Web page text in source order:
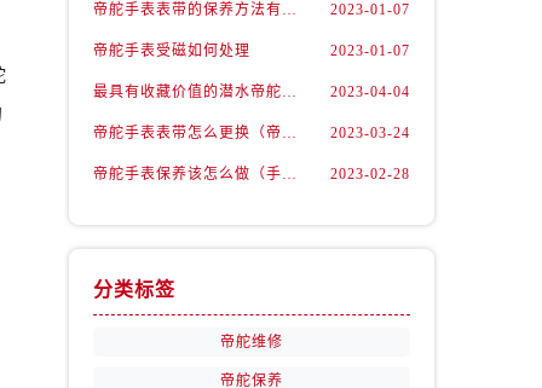
帝舵手表表带的保养方法有哪些？ 2023-01-07
帝舵手表受磁如何处理 2023-01-07
最具有收藏价值的潜水帝舵腕表 2023-04-04
帝舵手表表带怎么更换（帝舵手表表带如何更换) 2023-03-24
帝舵手表保养该怎么做（手表如何保养） 2023-02-28
分类标签
帝舵维修
帝舵保养